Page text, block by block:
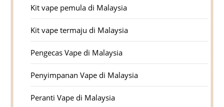
Kit vape pemula di Malaysia
Kit vape termaju di Malaysia
Pengecas Vape di Malaysia
Penyimpanan Vape di Malaysia
Peranti Vape di Malaysia